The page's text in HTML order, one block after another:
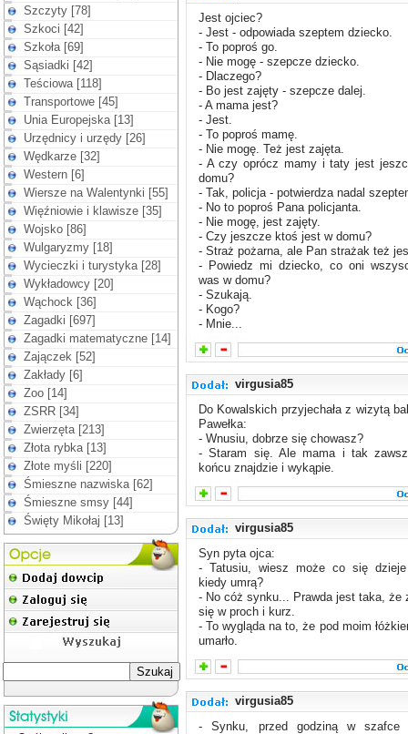
Szczyty [78]
Szkoci [42]
Szkoła [69]
Sąsiadki [42]
Teściowa [118]
Transportowe [45]
Unia Europejska [13]
Urzędnicy i urzędy [26]
Wędkarze [32]
Western [6]
Wiersze na Walentynki [55]
Więźniowie i klawisze [35]
Wojsko [86]
Wulgaryzmy [18]
Wycieczki i turystyka [28]
Wykładowcy [20]
Wąchock [36]
Zagadki [697]
Zagadki matematyczne [14]
Zajączek [52]
Zakłady [6]
Zoo [14]
ZSRR [34]
Zwierzęta [213]
Złota rybka [13]
Złote myśli [220]
Śmieszne nazwiska [62]
Śmieszne smsy [44]
Święty Mikołaj [13]
Jest ojciec?
- Jest - odpowiada szeptem dziecko.
- To poproś go.
- Nie mogę - szepcze dziecko.
- Dlaczego?
- Bo jest zajęty - szepcze dalej.
- A mama jest?
- Jest.
- To poproś mamę.
- Nie mogę. Też jest zajęta.
- A czy oprócz mamy i taty jest
domu?
- Tak, policja - potwierdza nadal
- No to poproś Pana policjanta.
- Nie mogę, jest zajęty.
- Czy jeszcze ktoś jest w domu?
- Straż pożarna, ale Pan strażak też
- Powiedz mi dziecko, co oni
was w domu?
- Szukają.
- Kogo?
- Mnie...
virgusia85
Do Kowalskich przyjechała z wizytą
Pawełka:
- Wnusiu, dobrze się chowasz?
- Staram się. Ale mama i tak
końcu znajdzie i wykąpie.
virgusia85
Syn pyta ojca:
- Tatusiu, wiesz może co się
kiedy umrą?
- No cóż synku... Prawda jest taka, że
się w proch i kurz.
- To wygląda na to, że pod moim
umarło.
virgusia85
- Synku, przed godziną w szafce